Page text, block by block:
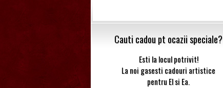
Cauti cadou pt ocazii speciale?
Esti la locul potrivit!
La noi gasesti cadouri artistice
pentru El si Ea.